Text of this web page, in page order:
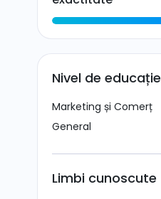
Nivel de educație
Marketing și Comerț
General
Limbi cunoscute